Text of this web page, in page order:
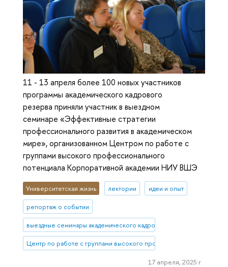
11 - 13 апреля более 100 новых участников
программы академического кадрового
резерва приняли участник в выездном
семинаре «Эффективные стратегии
профессионального развития в академическом
мире», организованном Центром по работе с
группами высокого профессионального
потенциала Корпоративной академии НИУ ВШЭ
Университетская жизнь лектории идеи и опыт
репортаж о событии
выездные семинары академического кадрового резерва
Центр по работе с группами высокого профессионального
17 апреля, 2025 г.